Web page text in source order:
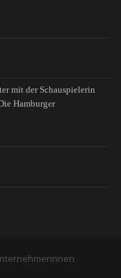
mit der Schauspielerin
Hamburger